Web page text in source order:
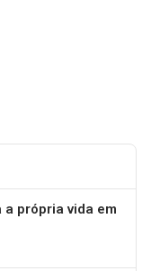
a própria vida em